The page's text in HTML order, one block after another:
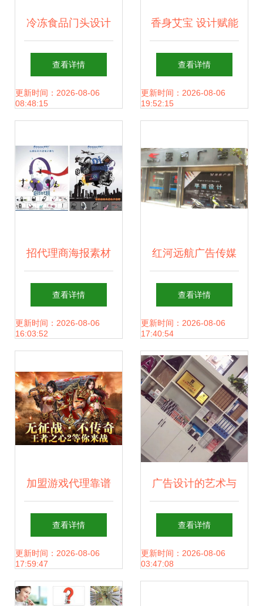
冷冻食品门头设计
视觉冲击与品牌力
量的结合
查看详情
更新时间：2026-08-06
08:48:15
香身艾宝 设计赋能
健康生活的永恒香
气
查看详情
更新时间：2026-08-06
19:52:15
招代理商海报素材
与广告设计技巧全
攻略
查看详情
更新时间：2026-08-06
16:03:52
红河远航广告传媒
广告设计与代理的
核心价值
查看详情
更新时间：2026-08-06
17:40:54
加盟游戏代理靠谱
吗？深度解析游戏
推广代理的机遇与
陷阱
查看详情
更新时间：2026-08-06
17:59:47
广告设计的艺术与
科学 打造传播效果
的完美结合
查看详情
更新时间：2026-08-06
03:47:08